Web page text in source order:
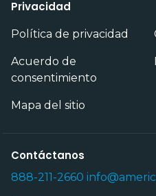
Privacidad
Política de privacidad
Acuerdo de
consentimiento
Mapa del sitio
Contáctanos
888-211-2660